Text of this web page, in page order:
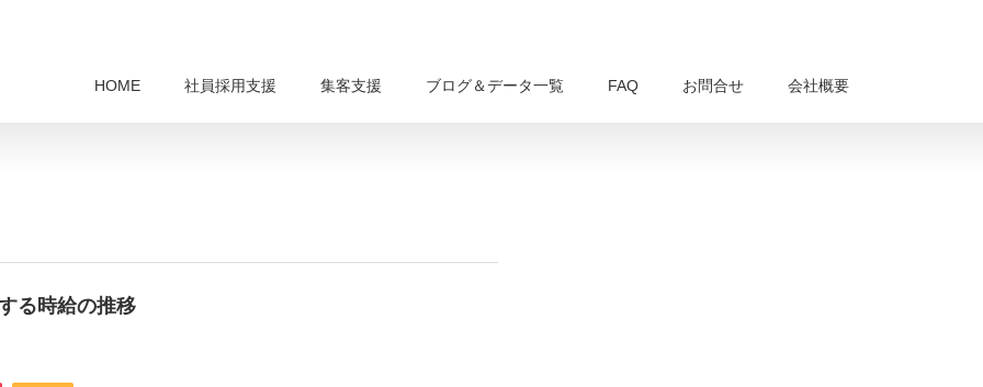
HOME 社員採用支援 集客支援 ブログ＆データ一覧 FAQ お問合せ 会社概要
る時給の推移